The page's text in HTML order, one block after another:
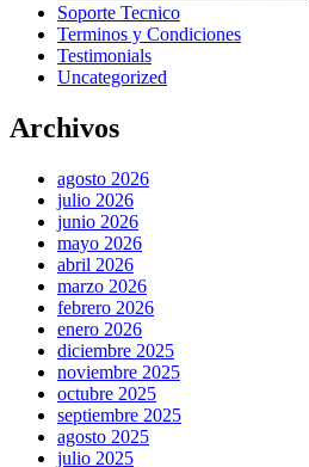
Soporte Tecnico
Terminos y Condiciones
Testimonials
Uncategorized
Archivos
agosto 2026
julio 2026
junio 2026
mayo 2026
abril 2026
marzo 2026
febrero 2026
enero 2026
diciembre 2025
noviembre 2025
octubre 2025
septiembre 2025
agosto 2025
julio 2025